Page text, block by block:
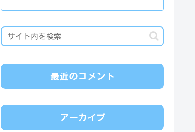
最近のコメント
アーカイブ